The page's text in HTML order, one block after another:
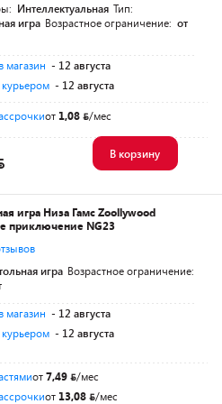
Интеллектуальная Тип:
игра Возрастное ограничение: от
магазин - 12 августа
курьером - 12 августа
от 1,08 /мес
В корзину
игра Низа Гамс Zoollywood
приключение NG23
игра Возрастное ограничение:
магазин - 12 августа
курьером - 12 августа
от7,49
/мес
от 13,08 /мес